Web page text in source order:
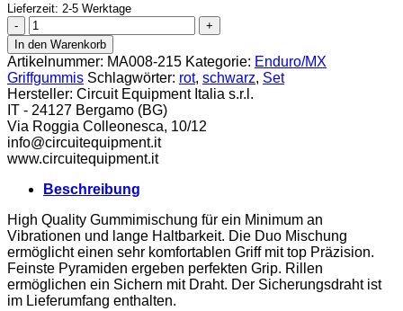
Lieferzeit: 2-5 Werktage
Circuit
Griffgummi
Set
Electra
schwarz-
rot
Menge
In den Warenkorb
Artikelnummer: MA008-215 Kategorie: Enduro/MX
Griffgummis Schlagwörter: rot, schwarz, Set
Hersteller: Circuit Equipment Italia s.r.l.
IT - 24127 Bergamo (BG)
Via Roggia Colleonesca, 10/12
info@circuitequipment.it
www.circuitequipment.it
Beschreibung
High Quality Gummimischung für ein Minimum an
Vibrationen und lange Haltbarkeit. Die Duo Mischung
ermöglicht einen sehr komfortablen Griff mit top Präzision.
Feinste Pyramiden ergeben perfekten Grip. Rillen
ermöglichen ein Sichern mit Draht. Der Sicherungsdraht ist
im Lieferumfang enthalten.